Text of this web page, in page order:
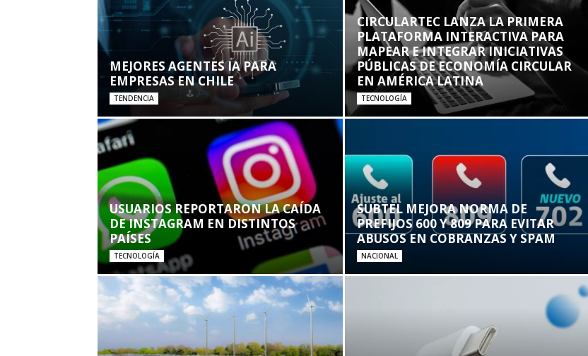
MEJORES AGENTES IA PARA
EMPRESAS EN CHILE
TENDENCIA
CIRCULARTEC LANZA LA PRIMERA
PLATAFORMA INTERACTIVA PARA
MAPEAR E INTEGRAR INICIATIVAS
PÚBLICAS DE ECONOMÍA CIRCULAR
EN AMÉRICA LATINA
TECNOLOGÍA
USUARIOS REPORTARON LA CAÍDA
DE INSTAGRAM EN DISTINTOS
PAÍSES
TECNOLOGÍA
SUBTEL MEJORA NORMA DE
PREFIJOS 600 Y 809 PARA EVITAR
ABUSOS EN COBRANZAS Y SPAM
NACIONAL